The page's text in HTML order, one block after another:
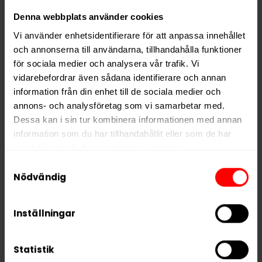
Denna webbplats använder cookies
Vi använder enhetsidentifierare för att anpassa innehållet
och annonserna till användarna, tillhandahålla funktioner
för sociala medier och analysera vår trafik. Vi
vidarebefordrar även sådana identifierare och annan
information från din enhet till de sociala medier och
annons- och analysföretag som vi samarbetar med.
Dessa kan i sin tur kombinera informationen med annan
information som du har tillhandahållit eller som de har
We work with
who may receive and
Nödvändig
Inställningar
Statistik
klassisk tobakskaraktär.
Ingredienser:Tobak, vatten, fuktighetsbevarande
medel, salt, surhetsreglerande medel, lakrits, salmiak,
aromer inklusive rökarom.
Hitta alla produkter frånGeneral
Alla produkter med smaken Traditionell
PRODUKTINFORMATION
Smak
Styrka